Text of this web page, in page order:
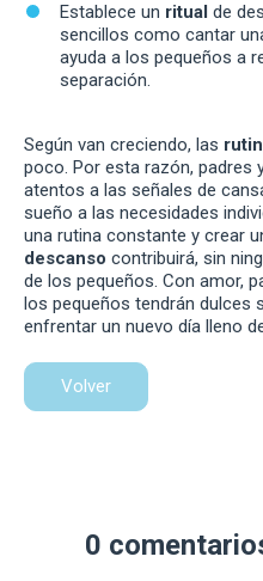
Establece un ritual de
sencillos como cantar
ayuda a los pequeños a
separación.
Según van creciendo, las
poco. Por esta razón, padres
atentos a las señales de
sueño a las necesidades
una rutina constante y crear
descanso contribuirá, sin
de los pequeños. Con amor,
los pequeños tendrán dulces
enfrentar un nuevo día lleno
Volver
0